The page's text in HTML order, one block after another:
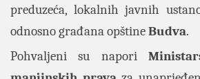
preduzeća, lokalnih javnih
odnosno građana opštineBudva.
Pohvaljeni su napori